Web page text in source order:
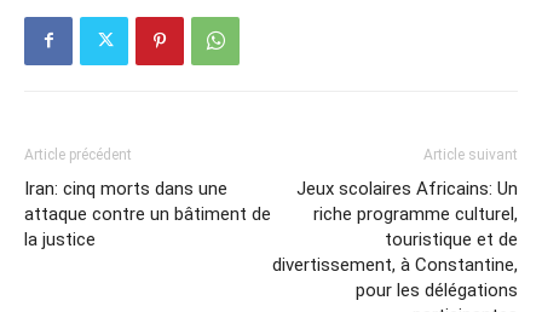
Article précédent
Iran: cinq morts dans une
attaque contre un bâtiment de
la justice
Article suivant
Jeux scolaires Africains: Un
riche programme culturel,
touristique et de
divertissement, à Constantine,
pour les délégations